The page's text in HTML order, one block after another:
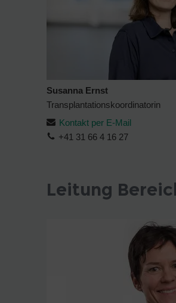
Susanna Ernst
Transplantationskoordinatorin
Kontakt per E-Mail
+41 31 66 4 16 27
Leitung